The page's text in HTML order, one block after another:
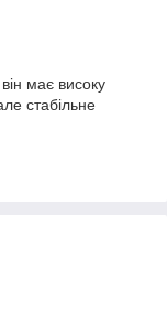
має високу
стабільне